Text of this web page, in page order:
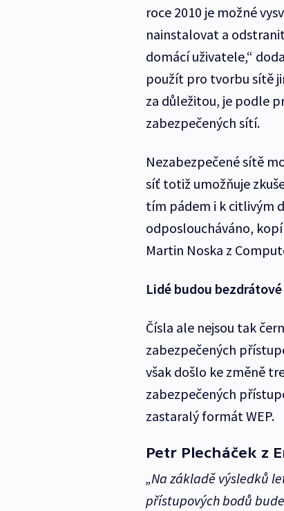
roce 2010 je možné
nainstalovat a
domácí uživatele,“
použít pro tvorbu sítě
za důležitou, je podle
zabezpečených sítí.
Nezabezpečené sítě
síť totiž umožňuje
tím pádem i k citlivým
odposloucháváno,
Martin Noska z
Lidé budou
Čísla ale nejsou tak
zabezpečených
však došlo ke změně
zabezpečených
zastaralý formát WEP.
Petr Plecháček z
„Na základě výsledků
přístupových bodů